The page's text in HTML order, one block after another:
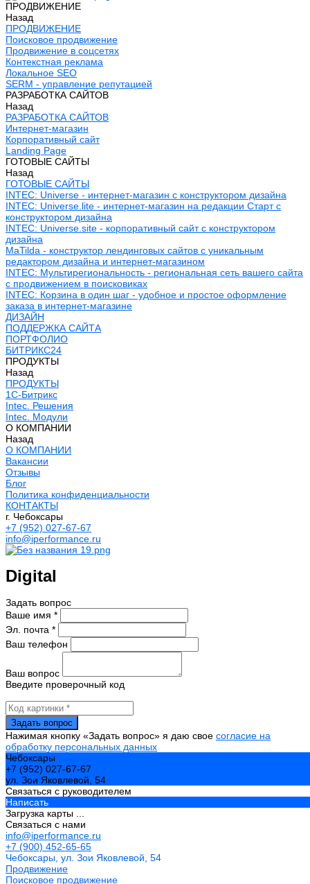
ПРОДВИЖЕНИЕ
Назад
ПРОДВИЖЕНИЕ
Поисковое продвижение
Продвижение в соцсетях
Контекстная реклама
Локальное SEO
SERM - управление репутацией
РАЗРАБОТКА САЙТОВ
Назад
РАЗРАБОТКА САЙТОВ
Интернет-магазин
Корпоративный сайт
Landing Page
ГОТОВЫЕ САЙТЫ
Назад
ГОТОВЫЕ САЙТЫ
INTEC: Universe - интернет-магазин с конструктором дизайна
INTEC: Universe.lite - интернет-магазин на редакции Старт с
конструктором дизайна
INTEC: Universe.site - корпоративный сайт с конструктором
дизайна
MaTilda - конструктор лендинговых сайтов с уникальным
редактором дизайна и интернет-магазином
INTEC: Мультирегиональность - региональная сеть вашего сайта
с продвижением в поисковиках
INTEC: Корзина в один шаг - удобное и простое оформление
заказа в интернет-магазине
ДИЗАЙН
ПОДДЕРЖКА САЙТА
ПОРТФОЛИО
БИТРИКС24
ПРОДУКТЫ
Назад
ПРОДУКТЫ
1С-Битрикс
Intec. Решения
Intec. Модули
О КОМПАНИИ
Назад
О КОМПАНИИ
Вакансии
Отзывы
Блог
Политика конфиденциальности
КОНТАКТЫ
г. Чебоксары
+7 (952) 027-67-67
info@iperformance.ru
Digital
Задать вопрос
Ваше имя *
Эл. почта *
Ваш телефон
Ваш вопрос
Введите проверочный код
Нажимая кнопку «Задать вопрос» я даю свое согласие на
обработку персональных данных
Чебоксары
+7 (952) 027-67-67
ул. Зои Яковлевой, 54
Связаться с руководителем
Написать
Загрузка карты ...
Связаться с нами
info@iperformance.ru
+7 (900) 452-65-65
Чебоксары, ул. Зои Яковлевой, 54
Продвижение
Поисковое продвижение